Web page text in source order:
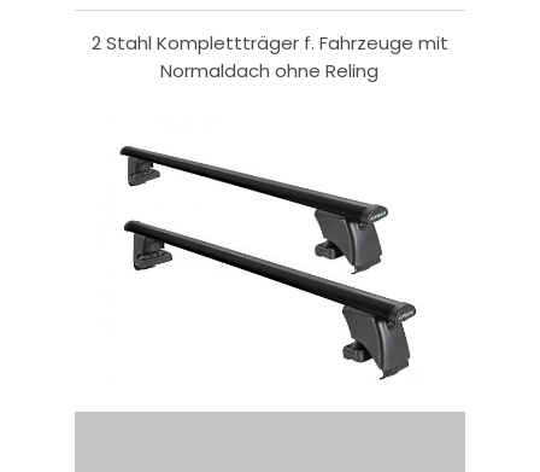
2 Stahl Komplettträger f. Fahrzeuge mit
Normaldach ohne Reling